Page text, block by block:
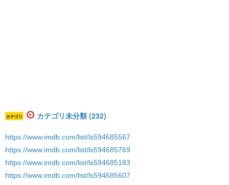
カテゴリ カテゴリ未分類 (232)
https://www.imdb.com/list/ls594685567
https://www.imdb.com/list/ls594685769
https://www.imdb.com/list/ls594685183
https://www.imdb.com/list/ls594685607